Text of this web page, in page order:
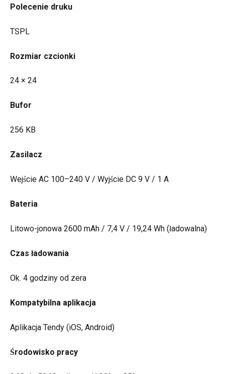
Polecenie druku
TSPL
Rozmiar czcionki
24 × 24
Bufor
256 KB
Zasilacz
Wejście AC 100–240 V / Wyjście DC 9 V / 1 A
Bateria
Litowo-jonowa 2600 mAh / 7,4 V / 19,24 Wh (ładowalna)
Czas ładowania
Ok. 4 godziny od zera
Kompatybilna aplikacja
Aplikacja Tendy (iOS, Android)
Środowisko pracy